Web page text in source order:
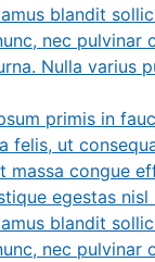
blandit
nec pulvinar
Nulla varius
primis in
felis, ut
massa congue
egestas nisl
blandit
nec pulvinar